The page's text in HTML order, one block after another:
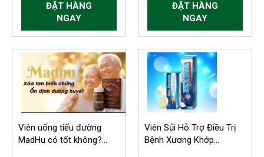
ĐẶT HÀNG
NGAY
ĐẶT HÀNG
NGAY
Viên uống tiểu đường
MadHu có tốt không?...
Viên Sủi Hỗ Trợ Điều Trị
Bệnh Xương Khớp...